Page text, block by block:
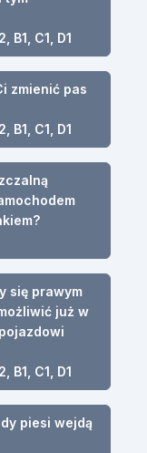
B1, C1, D1
zmienić pas
B1, C1, D1
się prawym
już w
B1, C1, D1
piesi wejdą